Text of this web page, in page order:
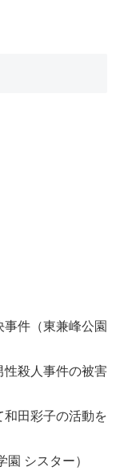
件（東兼峰公園
性殺人事件の被害
田彩子の活動を
シスター）